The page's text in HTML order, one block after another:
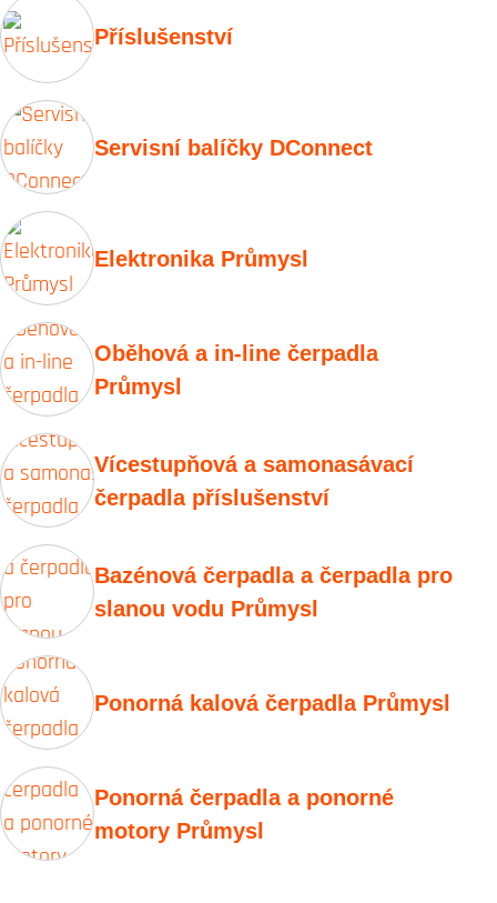
Příslušenství
Servisní balíčky DConnect
Elektronika Průmysl
Oběhová a in-line čerpadla
Průmysl
Vícestupňová a samonasávací
čerpadla příslušenství
Bazénová čerpadla a čerpadla pro
slanou vodu Průmysl
Ponorná kalová čerpadla Průmysl
Ponorná čerpadla a ponorné
motory Průmysl